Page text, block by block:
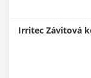
Irritec Závitová